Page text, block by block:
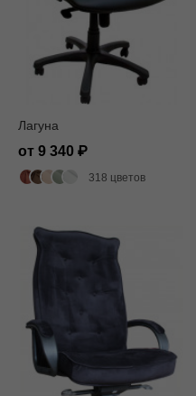
Лагуна
от 9 340
318 цветов